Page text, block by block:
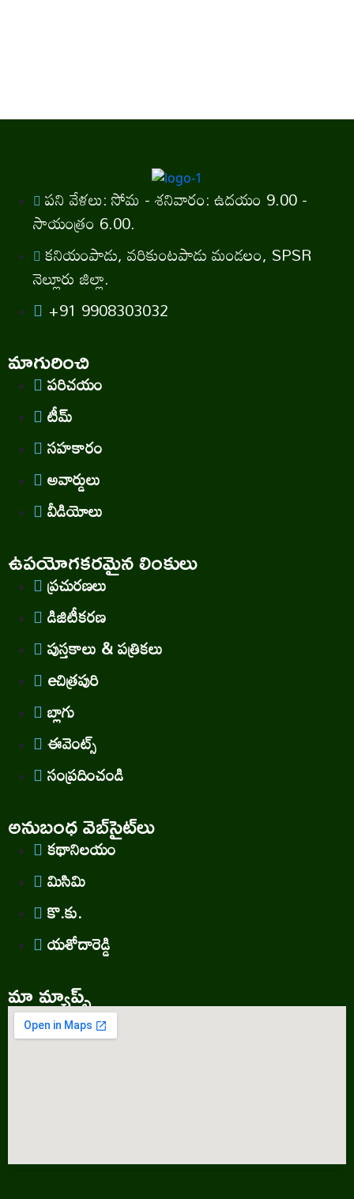
పని వేళలు: సోమ - శనివారం: ఉదయం 9.00 -
సాయంత్రం 6.00.
కనియంపాడు, వరికుంటపాడు మండలం, SPSR
నెల్లూరు జిల్లా.
+91 9908303032
మాగురించి
పరిచయం
టీమ్
సహకారం
అవార్డులు
వీడియోలు
ఉపయోగకరమైన లింకులు
ప్రచురణలు
డిజిటీకరణ
పుస్తకాలు & పత్రికలు
eచిత్రపురి
బ్లాగు
ఈవెంట్స్
సంప్రదించండి
అనుబంధ వెబ్‌సైట్‌లు
కథానిలయం
మిసిమి
కొ.కు.
యశోదారెడ్డి
మా మ్యాప్స్